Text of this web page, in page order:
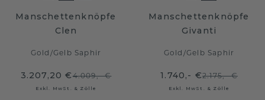
Manschettenknöpfe
Clen
Gold /Gelb Saphir
3.207,20 €4.009,- €
Exkl. MwSt. & Zölle
Manschettenknöpfe
Givanti
Gold /Gelb Saphir
1.740,- €2.175,- €
Exkl. MwSt. & Zölle